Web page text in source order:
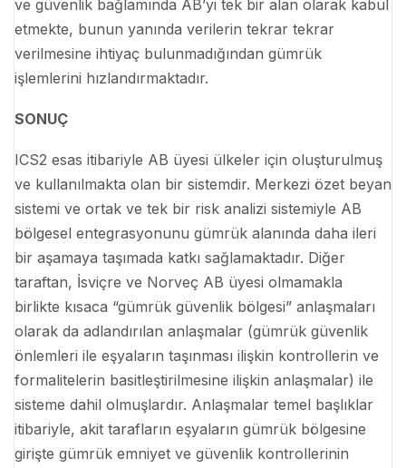
ve güvenlik bağlamında AB’yi tek bir alan olarak kabul
etmekte, bunun yanında verilerin tekrar tekrar
verilmesine ihtiyaç bulunmadığından gümrük
işlemlerini hızlandırmaktadır.
SONUÇ
ICS2 esas itibariyle AB üyesi ülkeler için oluşturulmuş
ve kullanılmakta olan bir sistemdir. Merkezi özet beyan
sistemi ve ortak ve tek bir risk analizi sistemiyle AB
bölgesel entegrasyonunu gümrük alanında daha ileri
bir aşamaya taşımada katkı sağlamaktadır. Diğer
taraftan, İsviçre ve Norveç AB üyesi olmamakla
birlikte kısaca “gümrük güvenlik bölgesi” anlaşmaları
olarak da adlandırılan anlaşmalar (gümrük güvenlik
önlemleri ile eşyaların taşınması ilişkin kontrollerin ve
formalitelerin basitleştirilmesine ilişkin anlaşmalar) ile
sisteme dahil olmuşlardır. Anlaşmalar temel başlıklar
itibariyle, akit tarafların eşyaların gümrük bölgesine
girişte gümrük emniyet ve güvenlik kontrollerinin